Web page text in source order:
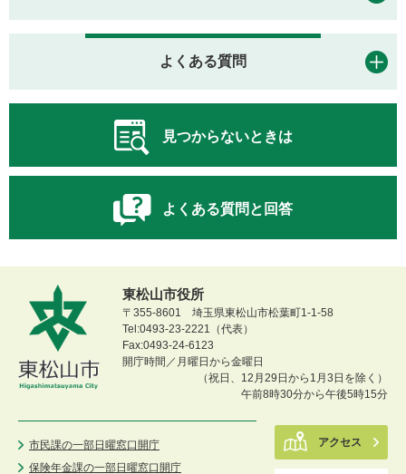
よくある質問
見つからないときは
よくある質問と回答
東松山市役所
〒355-8601 埼玉県東松山市松葉町1-1-58
Tel:0493-23-2221（代表）
Fax:0493-24-6123
開庁時間／月曜日から金曜日
（祝日、12月29日から1月3日を除く）
午前8時30分から午後5時15分
市民課の一部日曜窓口開庁
保険年金課の一部日曜窓口開庁
アクセス